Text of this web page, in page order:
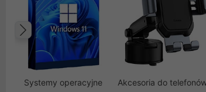
Systemy operacyjne
Poprzedni